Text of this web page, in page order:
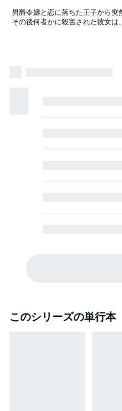
男爵令嬢と恋に落ちた王子から突
その後何者かに殺害された彼女
このシリーズの単行本